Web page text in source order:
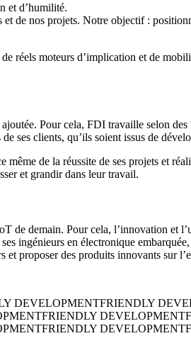
et d’humilité.
de nos projets. Notre objectif :
réels moteurs d’implication et de
Pour cela, FDI travaille selon
ses clients, qu’ils soient issus de
même de la réussite de ses projets et
et grandir dans leur travail.
de demain. Pour cela, l’innovation
ingénieurs en électronique
proposer des produits innovants sur
DEVELOPMENTFRIENDLY
FRIENDLY DEVELOPMENT
FRIENDLY DEVELOPMENT